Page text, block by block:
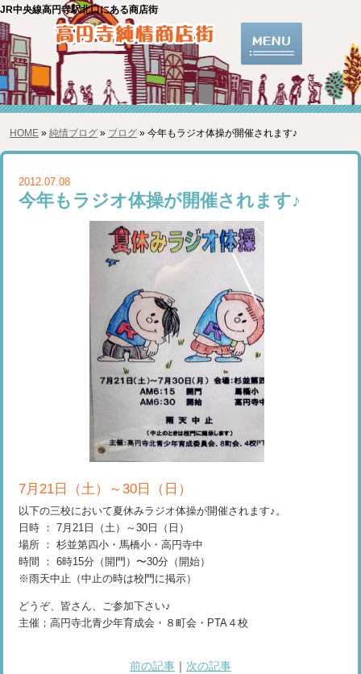
JR中央線高円寺駅北口にある商店街
HOME »純情ブログ» ブログ» 今年もラジオ体操が開催されます♪
2012.07.08
今年もラジオ体操が開催されます♪
7月21日（土）～30日（日）
以下の三校において夏休みラジオ体操が開催されます♪。
日時 ： 7月21日（土）～30日（日）
場所 ： 杉並第四小・馬橋小・高円寺中
時間 ： 6時15分（開門）〜30分（開始）
※雨天中止（中止の時は校門に掲示）
どうぞ、皆さん、ご参加下さい♪
主催；高円寺北青少年育成会・８町会・PTA４校
前の記事 次の記事